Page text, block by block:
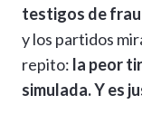
testigos de
y los partidos
repito: la peor
simulada. Y es